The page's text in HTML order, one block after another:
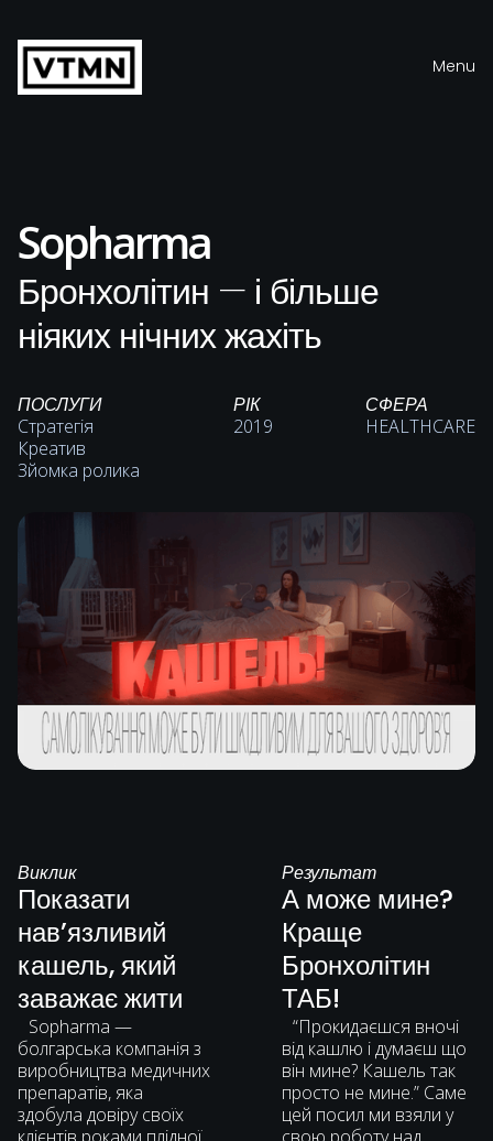
Menu
Sopharma
Бронхолітин — і більше
ніяких нічних жахіть
ПОСЛУГИ
Стратегія
Креатив
Зйомка ролика
РІК
2019
СФЕРА
HEALTHCARE
Виклик
Показати
нав’язливий
кашель, який
заважає жити
Sopharma —
болгарська компанія з
виробництва медичних
препаратів, яка
здобула довіру своїх
Результат
А може мине?
Краще
Бронхолітин
ТАБ!
“Прокидаєшся вночі
від кашлю і думаєш що
він мине? Кашель так
просто не мине.” Саме
цей посил ми взяли у